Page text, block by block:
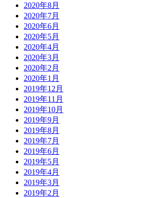
2020年8月
2020年7月
2020年6月
2020年5月
2020年4月
2020年3月
2020年2月
2020年1月
2019年12月
2019年11月
2019年10月
2019年9月
2019年8月
2019年7月
2019年6月
2019年5月
2019年4月
2019年3月
2019年2月